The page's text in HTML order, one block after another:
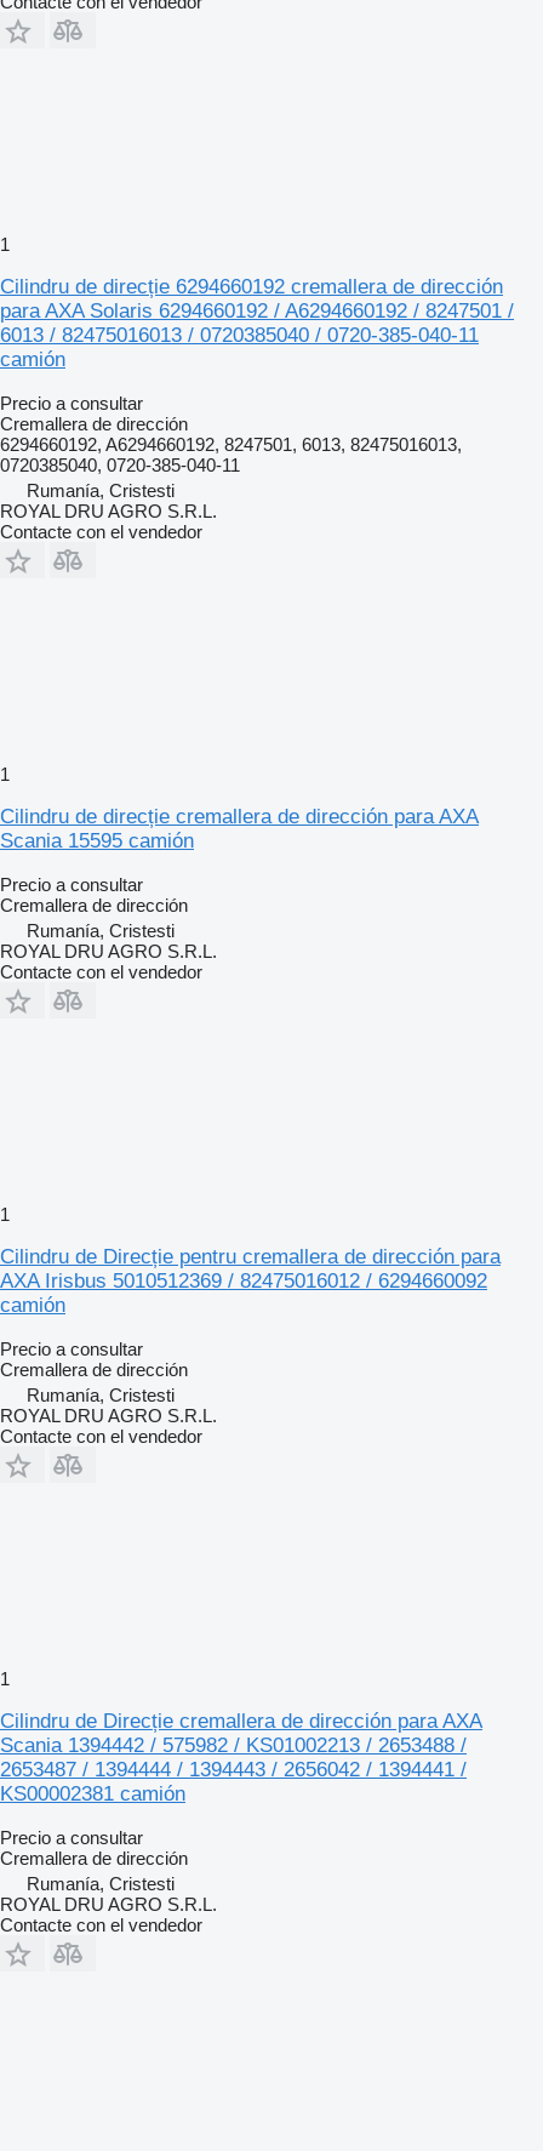
1
Cilindru de direcție 6294660192 cremallera de dirección
para AXA Solaris 6294660192 / A6294660192 / 8247501 /
6013 / 82475016013 / 0720385040 / 0720-385-040-11
camión
Precio a consultar
Cremallera de dirección
6294660192, A6294660192, 8247501, 6013, 82475016013,
0720385040, 0720-385-040-11
Rumanía, Cristesti
ROYAL DRU AGRO S.R.L.
Contacte con el vendedor
1
Cilindru de direcție cremallera de dirección para AXA
Scania 15595 camión
Precio a consultar
Cremallera de dirección
Rumanía, Cristesti
ROYAL DRU AGRO S.R.L.
Contacte con el vendedor
1
Cilindru de Direcție pentru cremallera de dirección para
AXA Irisbus 5010512369 / 82475016012 / 6294660092
camión
Precio a consultar
Cremallera de dirección
Rumanía, Cristesti
ROYAL DRU AGRO S.R.L.
Contacte con el vendedor
1
Cilindru de Direcție cremallera de dirección para AXA
Scania 1394442 / 575982 / KS01002213 / 2653488 /
2653487 / 1394444 / 1394443 / 2656042 / 1394441 /
KS00002381 camión
Precio a consultar
Cremallera de dirección
Rumanía, Cristesti
ROYAL DRU AGRO S.R.L.
Contacte con el vendedor